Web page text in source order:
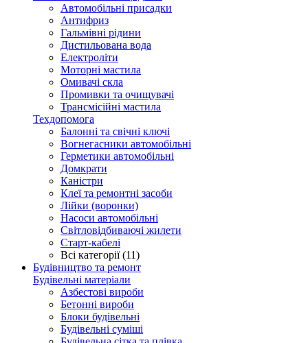
Автомобільні присадки
Антифриз
Гальмівні рідини
Дистильована вода
Електроліти
Моторні мастила
Омивачі скла
Промивки та очищувачі
Трансмісійні мастила
Техдопомога
Балонні та свічні ключі
Вогнегасники автомобільні
Герметики автомобільні
Домкрати
Каністри
Клеї та ремонтні засоби
Лійки (воронки)
Насоси автомобільні
Світловідбиваючі жилети
Старт-кабелі
Всі категорії (11)
Будівництво та ремонт
Будівельні матеріали
Азбестові вироби
Бетонні вироби
Блоки будівельні
Будівельні суміші